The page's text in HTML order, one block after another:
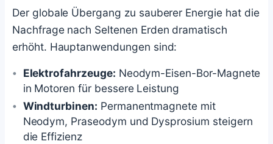
Der globale Übergang zu sauberer Energie hat die
Nachfrage nach Seltenen Erden dramatisch
erhöht. Hauptanwendungen sind:
Elektrofahrzeuge: Neodym-Eisen-Bor-Magnete
in Motoren für bessere Leistung
Windturbinen: Permanentmagnete mit
Neodym, Praseodym und Dysprosium steigern
die Effizienz